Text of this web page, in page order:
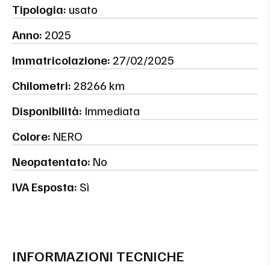
Tipologia: usato
Anno: 2025
Immatricolazione: 27/02/2025
Chilometri: 28266 km
Disponibilità: Immediata
Colore: NERO
Neopatentato: No
IVA Esposta: Sì
INFORMAZIONI TECNICHE